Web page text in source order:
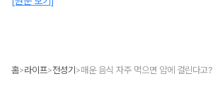
홈>라이프>전성기 >매운 음식 자주 먹으면 암에 걸린다고?